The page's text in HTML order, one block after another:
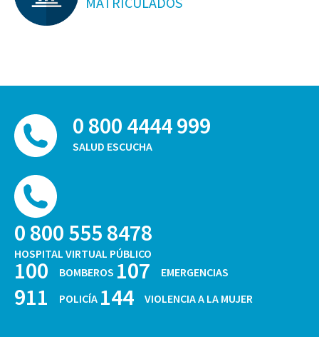
0 800 4444 999
SALUD ESCUCHA
0 800 555 8478
HOSPITAL VIRTUAL PÚBLICO
100 BOMBEROS 107 EMERGENCIAS
911 POLICÍA 144 VIOLENCIA A LA MUJER